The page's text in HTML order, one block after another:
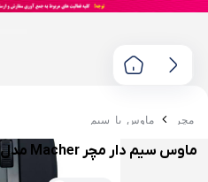
مچر ماوس با سیم
ماوس سیم دار مچر Macher مدل MR-40